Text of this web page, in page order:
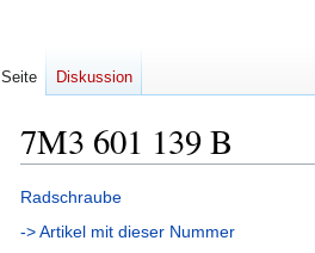
7M3 601 139 B
Zur
Navigation
Zur
Suche
Radschraube
-> Artikel mit dieser Nummer
Seite Diskussion